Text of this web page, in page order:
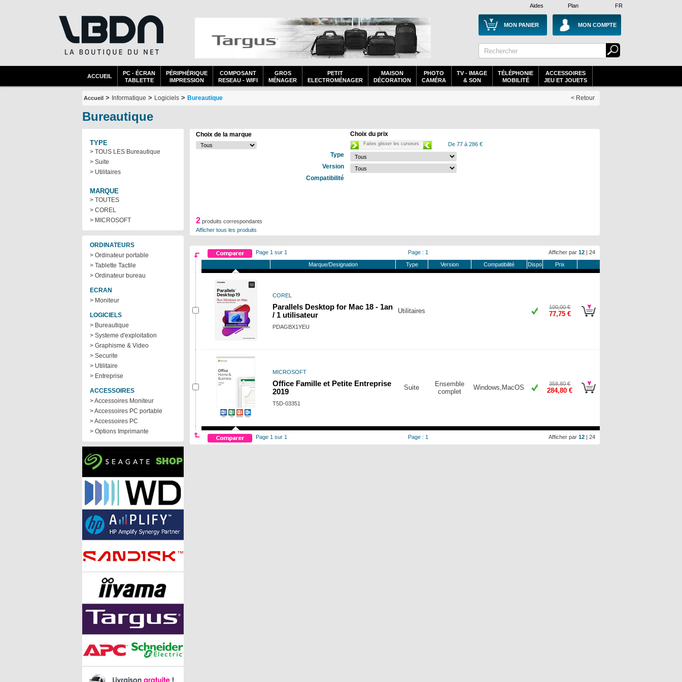
Plan
Aides FR
MON PANIER MON COMPTE
ACCUEIL
PC - ÉCRAN
TABLETTE
PÉRIPHÉRIQUE
IMPRESSION
COMPOSANT
RESEAU - WIFI
GROS
MÉNAGER
PETIT
ELECTROMÉNAGER
MAISON
DÉCORATION
PHOTO
CAMÉRA
TV - IMAGE
& SON
TÉLÉPHONIE
MOBILITÉ
ACCESSOIRES
JEU ET JOUETS
Accueil > Informatique > Logiciels > Bureautique < Retour
Bureautique
TYPE
> TOUS LES Bureautique
> Suite
> Utilitaires
MARQUE
> TOUTES
> COREL
> MICROSOFT
ORDINATEURS
> Ordinateur portable
> Tablette Tactile
> Ordinateur bureau
ECRAN
> Moniteur
LOGICIELS
> Bureautique
> Systeme d'exploitation
> Graphisme & Video
> Securite
> Utilitaire
> Entreprise
ACCESSOIRES
> Accessoires Moniteur
> Accessoires PC portable
> Accessoires PC
> Options Imprimante
Choix de la marque Choix du prix
Faites glisser les curseurs De 77 à 286 €
Type
Version
Compatibilité
2 produits correspondants
Afficher tous les produits
Afficher par 12 | 24
Page 1 sur 1
Page : 1
Marque/Designation
Type Version Compatibilité Dispo Prix
COREL
Parallels Desktop for Mac 18 - 1an
/ 1 utilisateur
PDAGBX1YEU
Utilitaires 100,00 €
77,75 €
MICROSOFT
Office Famille et Petite Entreprise
2019
T5D-03351
Suite
Ensemble
complet
Windows,MacOS 358,80 €
284,80 €
Afficher par 12 | 24
Page 1 sur 1 Page : 1